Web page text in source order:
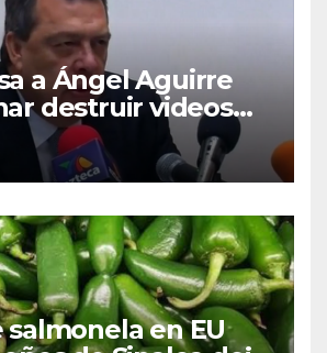
a Ángel Aguirre
destruir videos
caso Ayotzinapa
en EU